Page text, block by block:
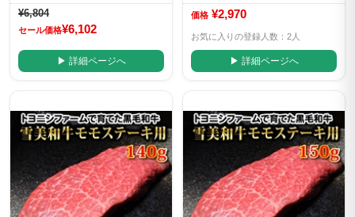
¥6,804
セール価格¥6,102
▶ 詳細ページへ
価格 ¥2,970
お気に入りの登録人数：2人
▶ 詳細ページへ